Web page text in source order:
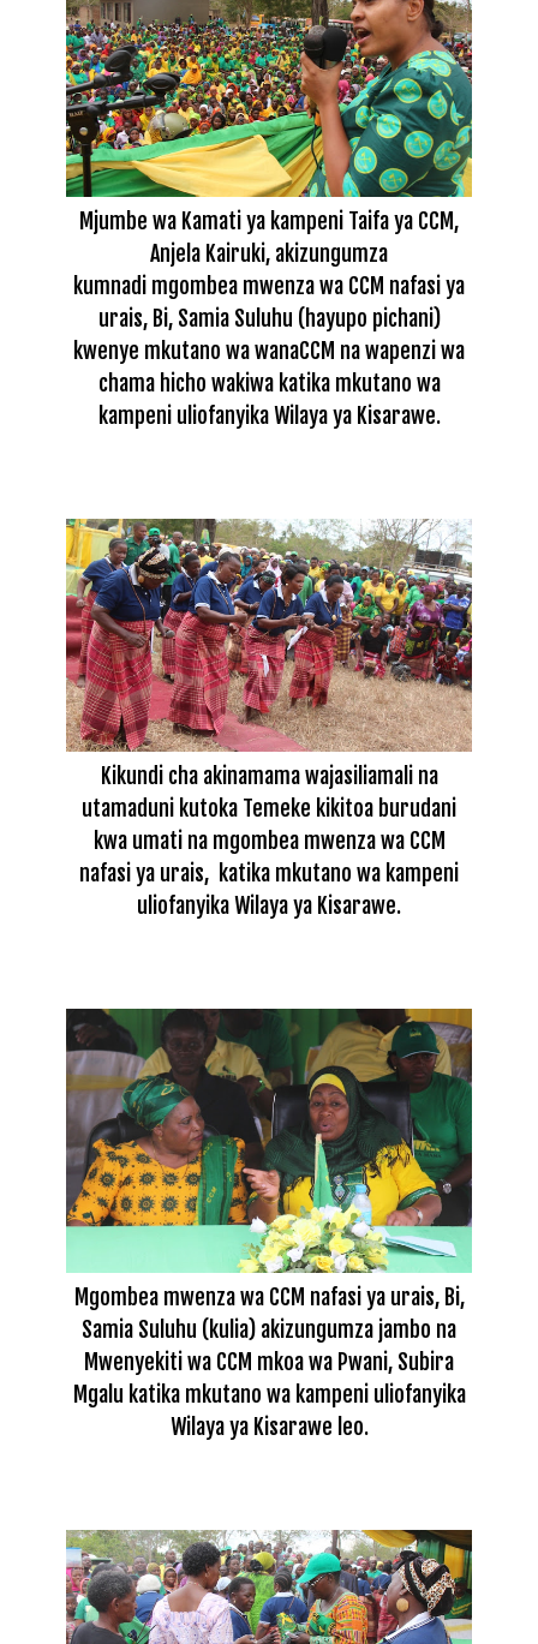
Mjumbe wa Kamati ya kampeni Taifa ya CCM,
Anjela Kairuki, akizungumza
kumnadi mgombea mwenza wa CCM nafasi ya
urais, Bi, Samia Suluhu (hayupo pichani)
kwenye mkutano wa wanaCCM na wapenzi wa
chama hicho wakiwa katika mkutano wa
kampeni uliofanyika Wilaya ya Kisarawe.
Kikundi cha akinamama wajasiliamali na
utamaduni kutoka Temeke kikitoa burudani
kwa umati na mgombea mwenza wa CCM
nafasi ya urais, katika mkutano wa kampeni
uliofanyika Wilaya ya Kisarawe.
Mgombea mwenza wa CCM nafasi ya urais, Bi,
Samia Suluhu (kulia) akizungumza jambo na
Mwenyekiti wa CCM mkoa wa Pwani, Subira
Mgalu katika mkutano wa kampeni uliofanyika
Wilaya ya Kisarawe leo.